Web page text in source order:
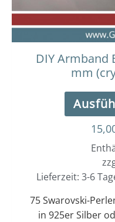
DIY Armband
mm
Lieferzeit: 3-6
75 Swarovski-
in 925er Silber